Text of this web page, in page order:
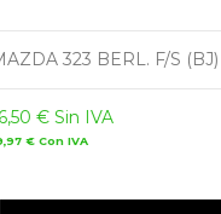
323 BERL. F/S
€ Sin IVA
€ Con IVA